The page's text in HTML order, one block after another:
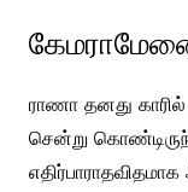
ராணா தனது காரில்
சென்று